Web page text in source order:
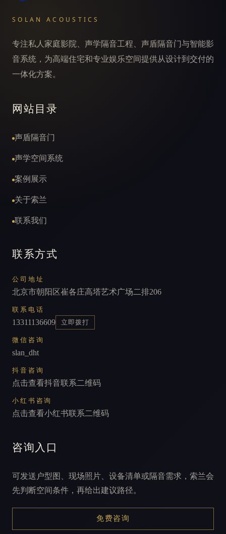
SOLAN ACOUSTICS
专注私人家庭影院、声学隔音工程、声盾隔音门与智能影
音系统，为高端住宅和专业娱乐空间提供从设计到交付的
一体化方案。
网站目录
声盾隔音门
声学空间系统
案例展示
关于索兰
联系我们
联系方式
公司地址
北京市朝阳区崔各庄高塔艺术广场二排206
联系电话
13311136609 立即拨打
微信咨询
slan_dht
抖音咨询
点击查看抖音联系二维码
小红书咨询
点击查看小红书联系二维码
咨询入口
可发送户型图、现场照片、设备清单或隔音需求，索兰会
先判断空间条件，再给出建议路径。
免费咨询